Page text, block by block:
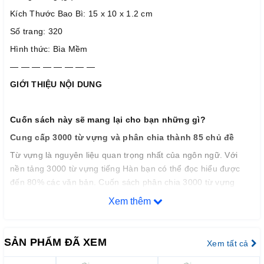
Kích Thước Bao Bì: 15 x 10 x 1.2 cm
Số trang: 320
Hình thức: Bìa Mềm
— — — — — — — —
GIỚI THIỆU NỘI DUNG
Cuốn sách này sẽ mang lại cho bạn những gì?
Cung cấp 3000 từ vựng và phân chia thành 85 chủ đề
Từ vựng là nguyên liệu quan trọng nhất của ngôn ngữ. Với
nền tảng 3000 từ vựng tiếng Hàn bạn có thể đọc hiểu được
đến 80% các văn bản. Cuốn sách phân chia 3000 từ vựng
thành 85 chủ đề và được sắp xếp theo trình tự từ sơ cấp đến
nghĩa hay đồng nghĩa mà không ít người học thường lúng túng
Xem thêm
SẢN PHẨM ĐÃ XEM Xem tất cả